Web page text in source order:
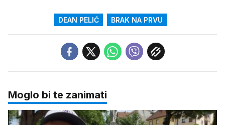
DEAN PELIĆ BRAK NA PRVU
Moglo bi te zanimati